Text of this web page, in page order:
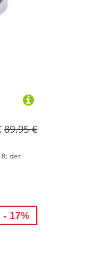
89,95 €
der
- 17%